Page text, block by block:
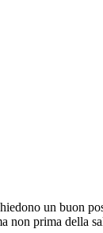
un buon
non prima della